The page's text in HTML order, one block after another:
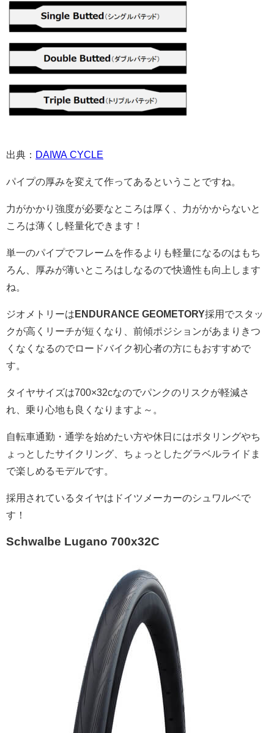
出典： DAIWA CYCLE
パイプの厚みを変えて作ってあるということですね。
力がかかり強度が必要なところは厚く、力がかからないと
ころは薄くし軽量化できます！
単一のパイプでフレームを作るよりも軽量になるのはもち
ろん、厚みが薄いところはしなるので快適性も向上します
ね。
ジオメトリーは ENDURANCE GEOMETORY採用でスタッ
クが高くリーチが短くなり、前傾ポジションがあまりきつ
くなくなるのでロードバイク初心者の方にもおすすめで
す。
タイヤサイズは700×32cなのでパンクのリスクが軽減さ
れ、乗り心地も良くなりますよ～。
自転車通勤・通学を始めたい方や休日にはポタリングやち
ょっとしたサイクリング、ちょっとしたグラベルライドま
で楽しめるモデルです。
採用されているタイヤはドイツメーカーのシュワルベで
す！
Schwalbe Lugano 700x32C